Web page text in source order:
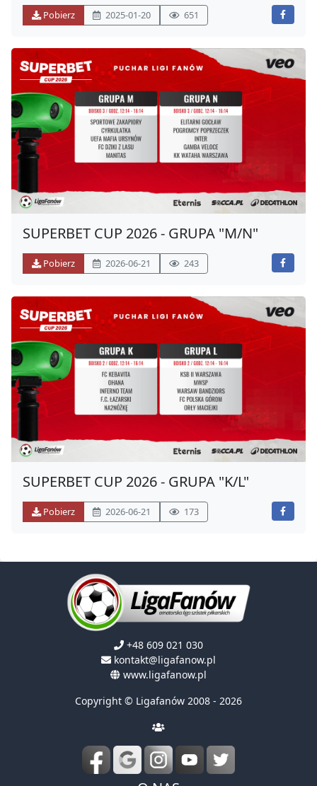
Pobierz 2025-01-20 651
SUPERBET CUP 2026 - GRUPA "M/N"
Pobierz 2026-06-21 243
SUPERBET CUP 2026 - GRUPA "K/L"
Pobierz 2026-06-21 173
+48 609 021 030
kontakt@ligafanow.pl
www.ligafanow.pl
Copyright © Ligafanów 2008 - 2026